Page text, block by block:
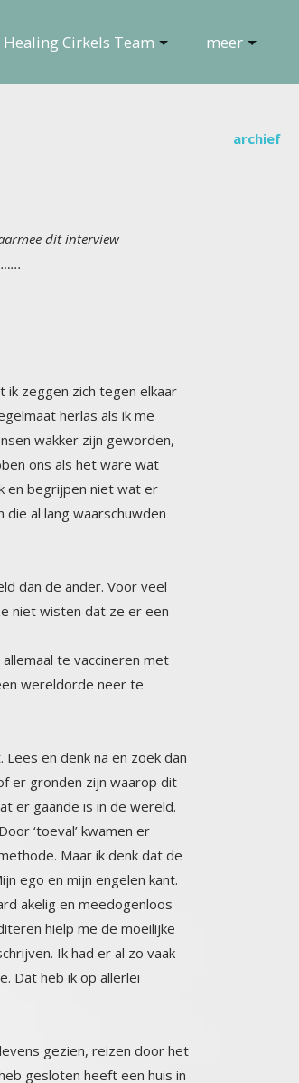
Healing Cirkels Team meer
archief
dit interview
zeggen zich tegen elkaar
regelmaat herlas als ik me
wakker zijn geworden,
ons als het ware wat
en begrijpen niet wat er
die al lang waarschuwden
dan de ander. Voor veel
niet wisten dat ze er een
te vaccineren met
een wereldorde neer te
en denk na en zoek dan
of er gronden zijn waarop dit
er gaande is in de wereld.
Door ‘toeval’ kwamen er
Maar ik denk dat de
ego en mijn engelen kant.
akelig en meedogenloos
hielp me de moeilijke
Ik had er al zo vaak
Dat heb ik op allerlei
gezien, reizen door het
gesloten heeft een huis in
vaak bewijzen gekregen
dagen geleden boos aan
u mij niet mee, alleen
dat ik daarvan schrik, ik ben
dingen me meer niet uit